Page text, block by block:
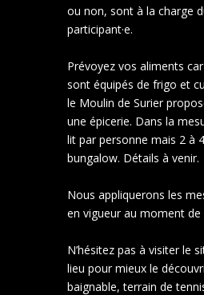
ou non, sont à la charge
participant·e.
Prévoyez vos aliments
sont équipés de frigo et
le Moulin de Surier
une épicerie. Dans la
lit par personne mais 2 à
bungalow. Détails à venir.
Nous appliquerons les
en vigueur au moment de
N’hésitez pas à visiter le
lieu pour mieux le
baignable, terrain de